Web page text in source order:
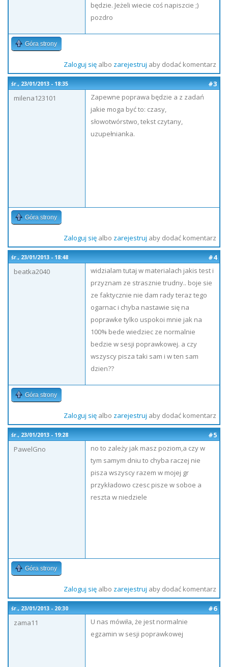
będzie. Jeżeli wiecie coś napiszcie ;)
pozdro
Góra strony
Zaloguj sięalbo zarejestruj aby dodać komentarz
śr., 23/01/2013 - 18:35
#3
milena123101
Zapewne poprawa będzie a z zadań
jakie moga być to: czasy,
słowotwórstwo, tekst czytany,
uzupełnianka.
Góra strony
Zaloguj sięalbo zarejestruj aby dodać komentarz
śr., 23/01/2013 - 18:48
#4
beatka2040
widzialam tutaj w materialach jakis test i
przyznam ze strasznie trudny.. boje sie
ze faktycznie nie dam rady teraz tego
ogarnac i chyba nastawie się na
poprawke tylko uspokoi mnie jak na
100% bede wiedziec ze normalnie
bedzie w sesji poprawkowej. a czy
wszyscy pisza taki sam i w ten sam
dzien??
Góra strony
Zaloguj sięalbo zarejestruj aby dodać komentarz
śr., 23/01/2013 - 19:28
#5
PawelGno
no to zależy jak masz poziom,a czy w
tym samym dniu to chyba raczej nie
pisza wszyscy razem w mojej gr
przykładowo czesc pisze w soboe a
reszta w niedziele
Góra strony
Zaloguj sięalbo zarejestruj aby dodać komentarz
śr., 23/01/2013 - 20:30
#6
zama11
U nas mówiła, że jest normalnie
egzamin w sesji poprawkowej